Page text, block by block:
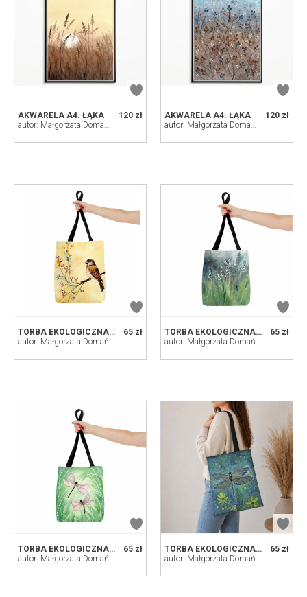
120 zł
AKWARELA A4. ŁĄKA
autor: Małgorzata Domańska ART
120 zł
AKWARELA A4. ŁĄKA
autor: Małgorzata Domańska ART
65 zł
TORBA EKOLOGICZNA. WRÓBEL
autor: Małgorzata Domańska ART
65 zł
TORBA EKOLOGICZNA. TRAWY
autor: Małgorzata Domańska ART
65 zł
TORBA EKOLOGICZNA. WAŻKI
autor: Małgorzata Domańska ART
65 zł
TORBA EKOLOGICZNA. WAŻKA
autor: Małgorzata Domańska ART